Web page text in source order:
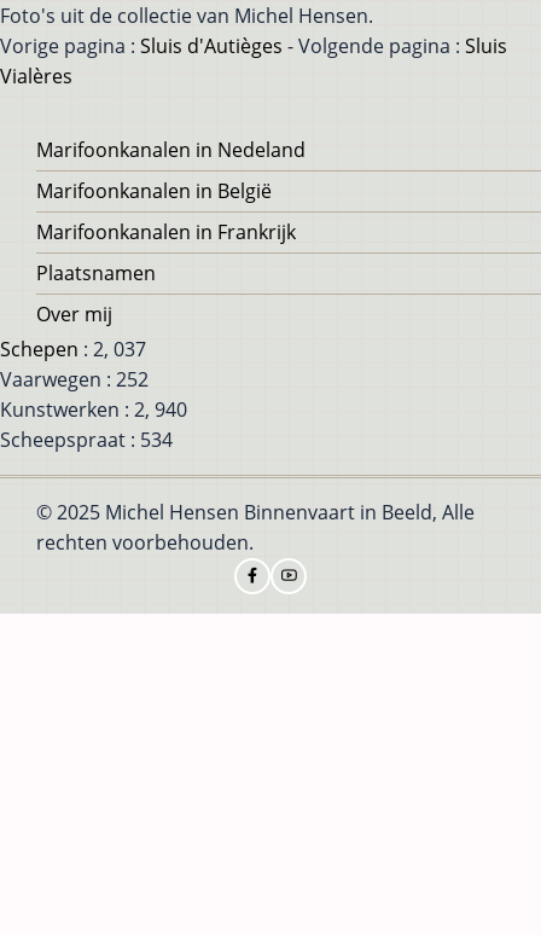
Foto's uit de collectie van Michel Hensen.
Vorige pagina : Sluis d'Autièges - Volgende pagina : Sluis
Vialères
Voet
Marifoonkanalen in Nedeland
Marifoonkanalen in België
Marifoonkanalen in Frankrijk
Plaatsnamen
Over mij
Schepen : 2, 037
Vaarwegen : 252
Kunstwerken : 2, 940
Scheepspraat : 534
© 2025 Michel Hensen Binnenvaart in Beeld, Alle
rechten voorbehouden.